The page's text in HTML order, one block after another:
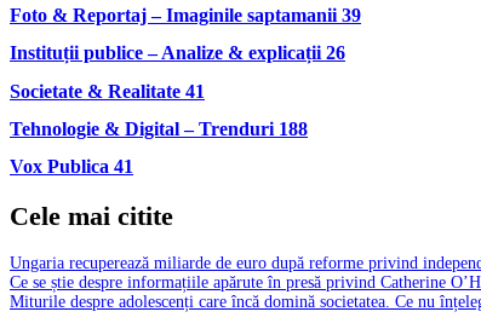
Foto & Reportaj – Imaginile saptamanii 39
Instituții publice – Analize & explicații 26
Societate & Realitate 41
Tehnologie & Digital – Trenduri 188
Vox Publica 41
Cele mai citite
Ungaria recuperează miliarde de euro după reforme privind
Ce se știe despre informațiile apărute în presă privind Catherine
Miturile despre adolescenți care încă domină societatea. Ce nu